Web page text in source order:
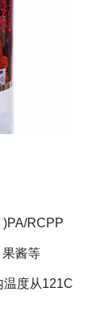
RCPP
酱等
温度从121C